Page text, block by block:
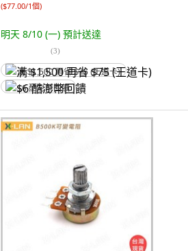
($77.00/1個)
明天 8/10 (一) 預計送達
(3)
满 $1,500 再省 $75 (王道卡)
$6 酷澎幣回饋